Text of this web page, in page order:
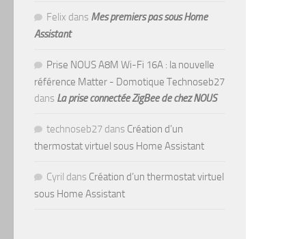
Felix dans Mes premiers pas sous Home
Assistant
Prise NOUS A8M Wi-Fi 16A : la nouvelle
référence Matter - Domotique Technoseb27
dans La prise connectée ZigBee de chez NOUS
technoseb27 dans Création d’un
thermostat virtuel sous Home Assistant
Cyril dans Création d’un thermostat virtuel
sous Home Assistant